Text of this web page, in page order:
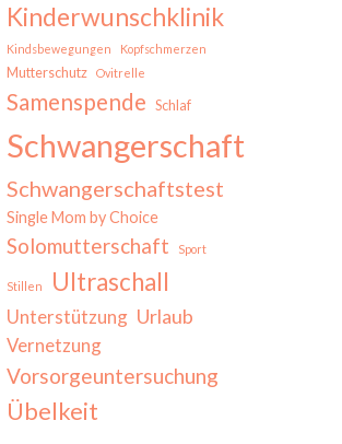
Kinderwunschklinik
Kindsbewegungen Kopfschmerzen
Mutterschutz Ovitrelle
Samenspende Schlaf
Schwangerschaft
Schwangerschaftstest
Single Mom by Choice
Solomutterschaft Sport
Stillen Ultraschall
Unterstützung Urlaub
Vernetzung
Vorsorgeuntersuchung
Übelkeit